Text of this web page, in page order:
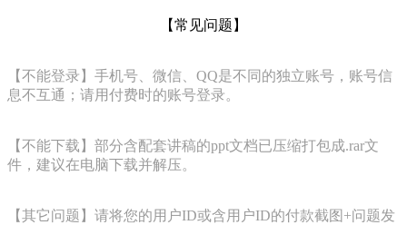
【常见问题】
【不能登录】手机号、微信、QQ是不同的独立账号，账号信
息不互通；请用付费时的账号登录。
【不能下载】部分含配套讲稿的ppt文档已压缩打包成.rar文
件，建议在电脑下载并解压。
【其它问题】请将您的用户ID或含用户ID的付款截图+问题发